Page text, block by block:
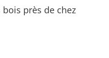
près de chez